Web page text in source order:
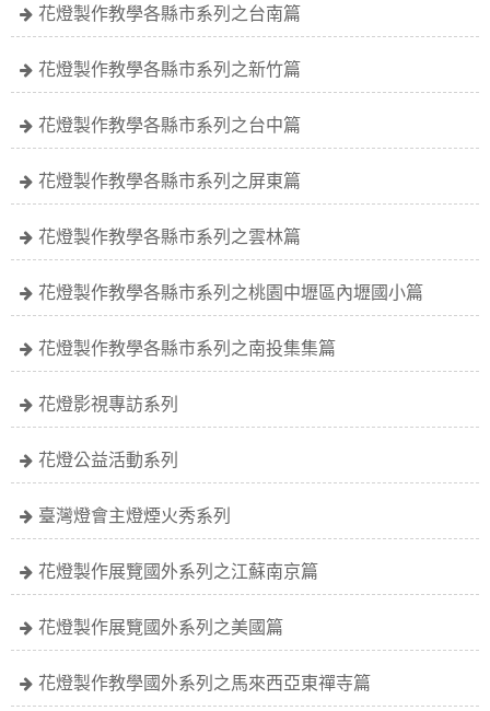
花燈製作教學各縣市系列之台南篇
花燈製作教學各縣市系列之新竹篇
花燈製作教學各縣市系列之台中篇
花燈製作教學各縣市系列之屏東篇
花燈製作教學各縣市系列之雲林篇
花燈製作教學各縣市系列之桃園中壢區內壢國小篇
花燈製作教學各縣市系列之南投集集篇
花燈影視專訪系列
花燈公益活動系列
臺灣燈會主燈煙火秀系列
花燈製作展覽國外系列之江蘇南京篇
花燈製作展覽國外系列之美國篇
花燈製作教學國外系列之馬來西亞東禪寺篇